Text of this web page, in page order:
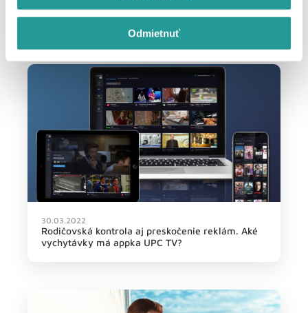
Odmietnuť
Máme trik ako sa ich zbaviť
30.03.2022
Rodičovská kontrola aj preskočenie reklám. Aké
vychytávky má appka UPC TV?